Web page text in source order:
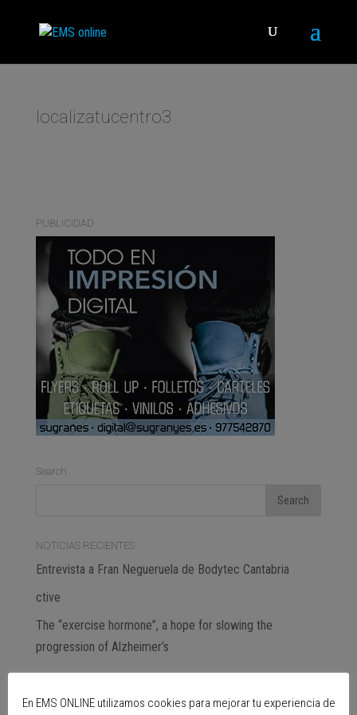
localizatucentro3
PUBLICIDAD
Search
NOTICIAS RECIENTES
Entrevista a Fran Negueruela de Bodytec Cantabria
ctive
The “exercise hormone”, a hope for slowing the
progression of Alzheimer’s
En EMS ONLINE utilizamos cookies para mejorar tu experiencia de